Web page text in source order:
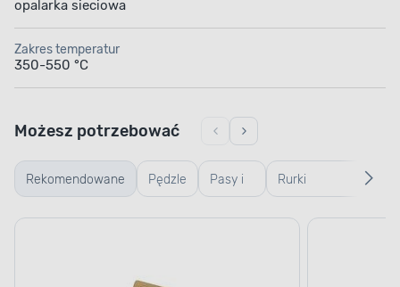
opalarka sieciowa
Zakres temperatur
350-550 °C
Rekomendowane Pędzle Pasy i
arkusze
Rurki
termokurczliwe
Możesz potrzebować